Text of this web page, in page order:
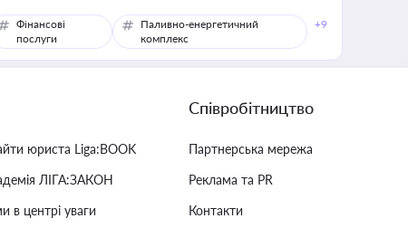
Фінансові
послуги
Паливно-енергетичний
комплекс
+9
юриста Liga:BOOK
ЛІГА:ЗАКОН
в центрі уваги
Співробітництво
Партнерська мережа
Реклама та PR
Контакти